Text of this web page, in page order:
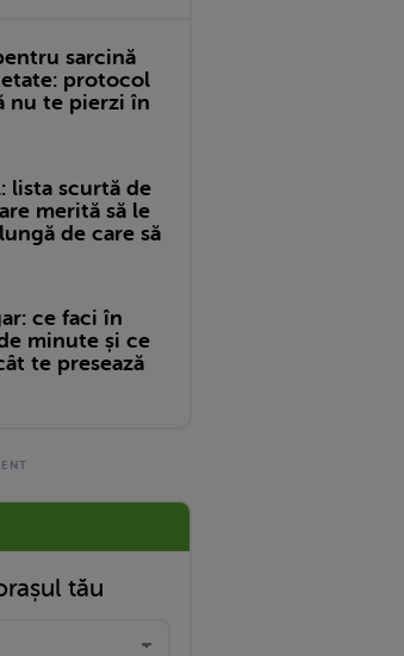
sarcină
protocol
nu te pierzi în
lista scurtă de
merită să le
de care să
ce faci în
minute și ce
te presează
tău